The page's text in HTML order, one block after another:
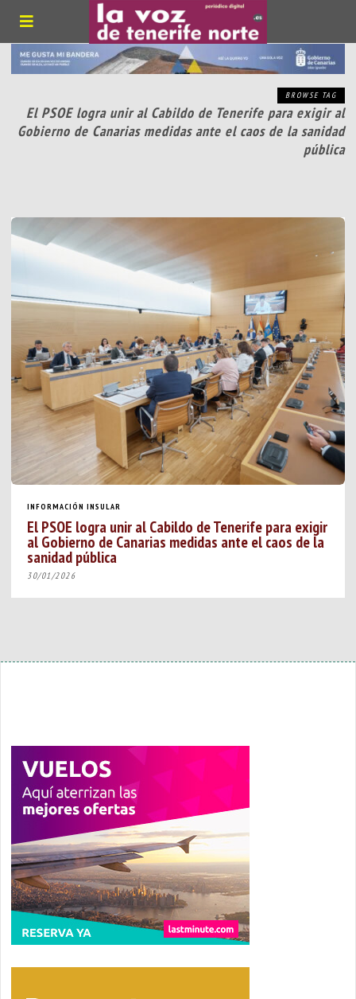
BROWSE TAG
El PSOE logra unir al Cabildo de Tenerife para exigir al
Gobierno de Canarias medidas ante el caos de la sanidad
pública
INFORMACIÓN INSULAR
El PSOE logra unir al Cabildo de Tenerife para exigir
al Gobierno de Canarias medidas ante el caos de la
sanidad pública
30/01/2026